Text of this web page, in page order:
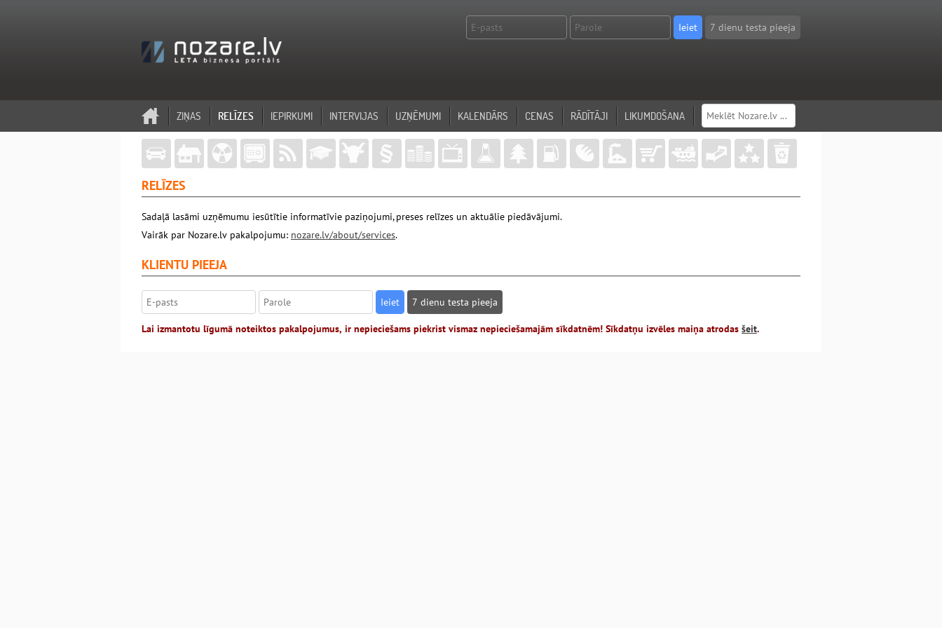
7 dienu testa pieeja
ZIŅAS RELĪZES IEPIRKUMI INTERVIJAS UZŅĒMUMI KALENDĀRS CENAS RĀDĪTĀJI LIKUMDOŠANA
RELĪZES
Sadaļā lasāmi uzņēmumu iesūtītie informatīvie paziņojumi, preses relīzes un aktuālie piedāvājumi.
Vairāk par Nozare.lv pakalpojumu: nozare.lv/about/services.
KLIENTU PIEEJA
7 dienu testa pieeja
Lai izmantotu līgumā noteiktos pakalpojumus, ir nepieciešams piekrist vismaz nepieciešamajām sīkdatnēm! Sīkdatņu izvēles maiņa atrodas šeit.